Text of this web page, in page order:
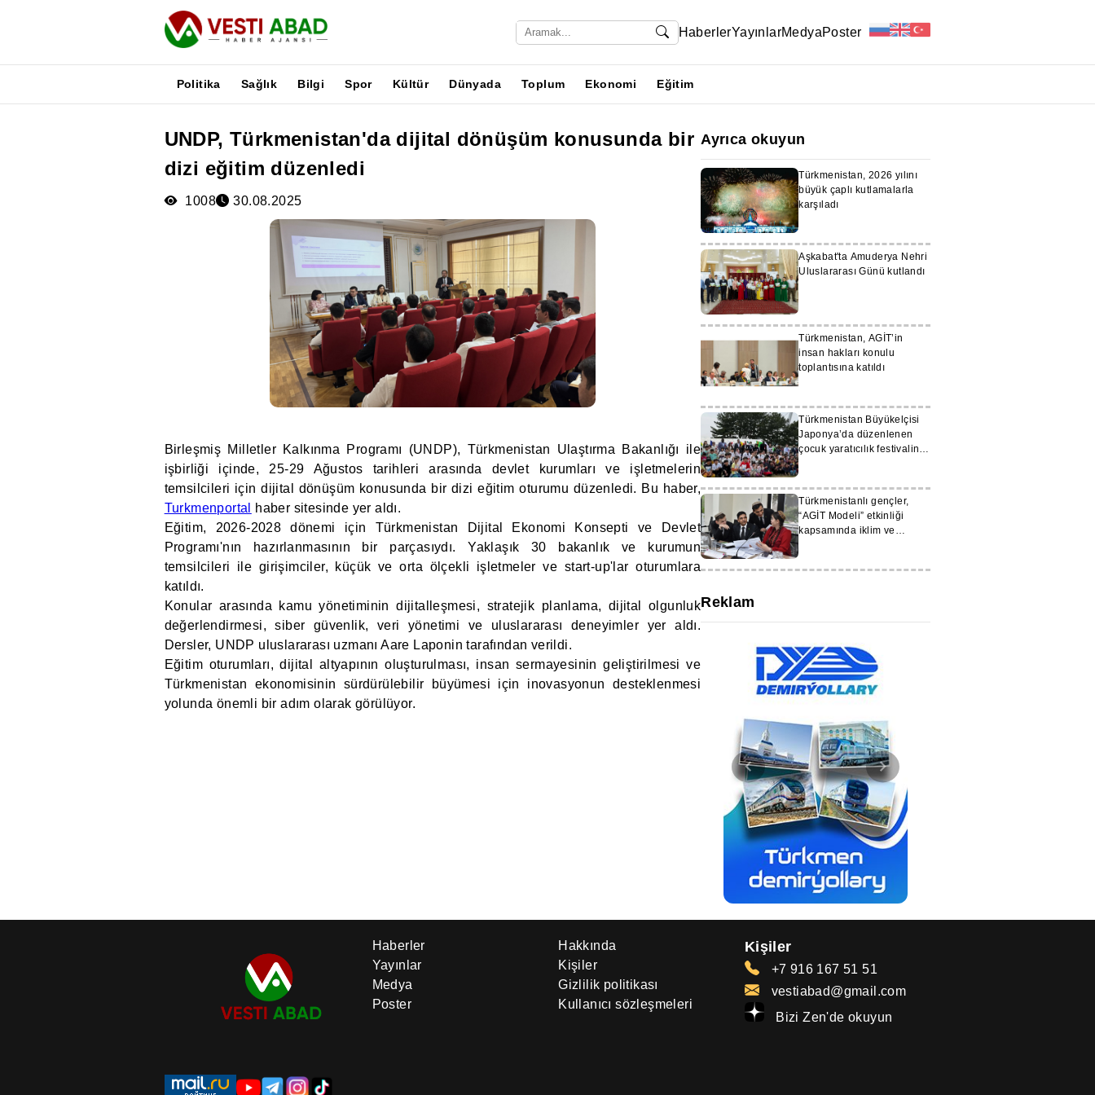
HaberlerYayınlarMedyaPoster
Politika Sağlık Bilgi Spor Kültür Dünyada Toplum Ekonomi Eğitim
UNDP, Türkmenistan'da dijital dönüşüm konusunda bir
dizi eğitim düzenledi
1008 30.08.2025
Birleşmiş Milletler Kalkınma Programı (UNDP), Türkmenistan Ulaştırma Bakanlığı ile
işbirliği içinde, 25-29 Ağustos tarihleri arasında devlet kurumları ve işletmelerin
temsilcileri için dijital dönüşüm konusunda bir dizi eğitim oturumu düzenledi. Bu haber,
Turkmenportal
haber sitesinde yer aldı.
Eğitim, 2026-2028 dönemi için Türkmenistan Dijital Ekonomi Konsepti ve Devlet
Programı'nın hazırlanmasının bir parçasıydı. Yaklaşık 30 bakanlık ve kurumun
temsilcileri ile girişimciler, küçük ve orta ölçekli işletmeler ve start-up'lar oturumlara
katıldı.
Konular arasında kamu yönetiminin dijitalleşmesi, stratejik planlama, dijital olgunluk
değerlendirmesi, siber güvenlik, veri yönetimi ve uluslararası deneyimler yer aldı.
Dersler, UNDP uluslararası uzmanı Aare Laponin tarafından verildi.
Eğitim oturumları, dijital altyapının oluşturulması, insan sermayesinin geliştirilmesi ve
Türkmenistan ekonomisinin sürdürülebilir büyümesi için inovasyonun desteklenmesi
yolunda önemli bir adım olarak görülüyor.
Ayrıca okuyun
Türkmenistan, 2026 yılını
büyük çaplı kutlamalarla
karşıladı
Aşkabat'ta Amuderya Nehri
Uluslararası Günü kutlandı
Türkmenistan, AGİT’in
insan hakları konulu
toplantısına katıldı
Türkmenistan Büyükelçisi
Japonya’da düzenlenen
çocuk yaratıcılık festivaline
Türkmenistanlı gençler,
“AGİT Modeli” etkinliği
kapsamında iklim ve
Reklam
Haberler
Yayınlar
Medya
Poster
Hakkında
Kişiler
Gizlilik politikası
Kullanıcı sözleşmeleri
Kişiler
+7 916 167 51 51
vestiabad@gmail.com
Bizi Zen'de okuyun